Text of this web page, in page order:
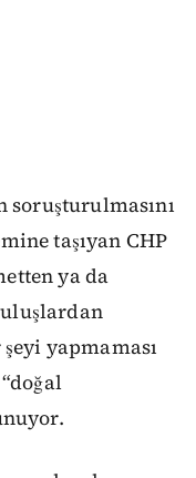
soruşturulmasını
taşıyan CHP
ya da
yapmaması